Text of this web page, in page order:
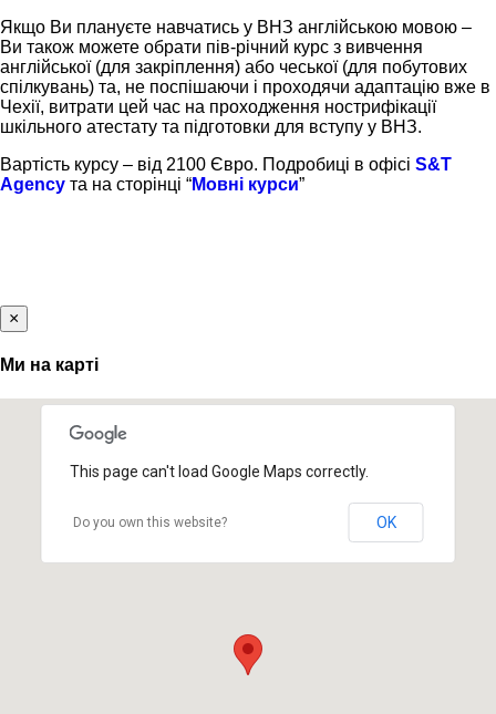
Якщо Ви плануєте навчатись у ВНЗ англійською мовою –
Ви також можете обрати пів-річний курс з вивчення
англійської (для закріплення) або чеської (для побутових
спілкувань) та, не поспішаючи і проходячи адаптацію вже в
Чехії, витрати цей час на проходження нострифікації
шкільного атестату та підготовки для вступу у ВНЗ.
Вартість курсу – від 2100 Євро. Подробиці в офісі S&T
Agency та на сторінці “Мовні курси”
×
Ми на карті
This page can't load Google Maps correctly.
Do you own this website? OK